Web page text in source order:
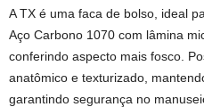
A TX é uma faca de bolso, ideal
Aço Carbono 1070 com lâmina
conferindo aspecto mais fosco.
anatômico e texturizado,
garantindo segurança no